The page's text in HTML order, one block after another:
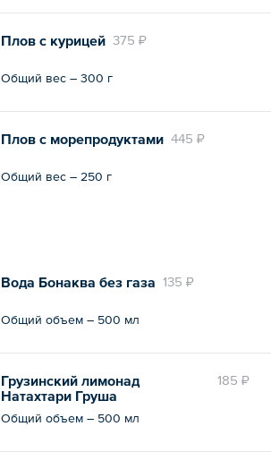
375 ₽
Плов с курицей
Общий вес – 300 г
445 ₽
Плов с морепродуктами
Общий вес – 250 г
135 ₽
Вода Бонаква без газа
Общий объем – 500 мл
185 ₽
Грузинский лимонад
Натахтари Груша
Общий объем – 500 мл